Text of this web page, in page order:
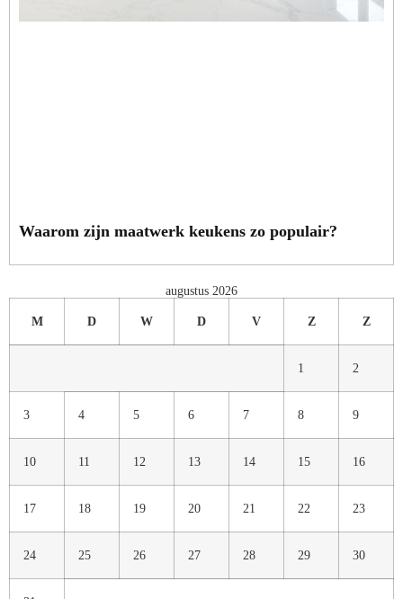
Waarom zijn maatwerk keukens zo populair?
augustus 2026
M D W D V Z Z
1 2
3 4 5 6 7 8 9
10 11 12 13 14 15 16
17 18 19 20 21 22 23
24 25 26 27 28 29 30